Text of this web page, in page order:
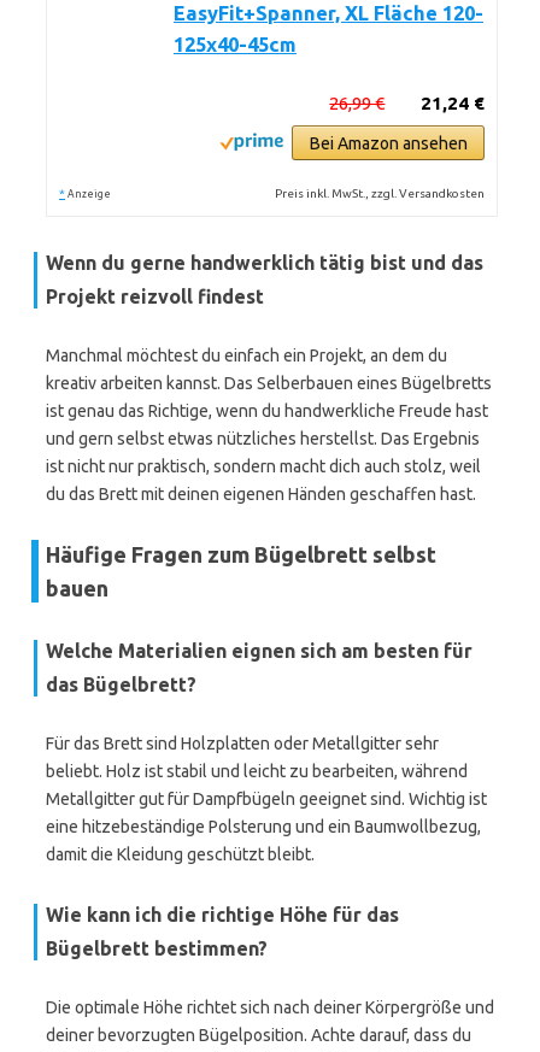
EasyFit+Spanner, XL Fläche 120-
125x40-45cm
21,24 €
26,99 €
Bei Amazon ansehen
* Anzeige Preis inkl. MwSt., zzgl. Versandkosten
Wenn du gerne handwerklich tätig bist und das
Projekt reizvoll findest
Manchmal möchtest du einfach ein Projekt, an dem du
kreativ arbeiten kannst. Das Selberbauen eines Bügelbretts
ist genau das Richtige, wenn du handwerkliche Freude hast
und gern selbst etwas nützliches herstellst. Das Ergebnis
ist nicht nur praktisch, sondern macht dich auch stolz, weil
du das Brett mit deinen eigenen Händen geschaffen hast.
Häufige Fragen zum Bügelbrett selbst
bauen
Welche Materialien eignen sich am besten für
das Bügelbrett?
Für das Brett sind Holzplatten oder Metallgitter sehr
beliebt. Holz ist stabil und leicht zu bearbeiten, während
Metallgitter gut für Dampfbügeln geeignet sind. Wichtig ist
eine hitzebeständige Polsterung und ein Baumwollbezug,
damit die Kleidung geschützt bleibt.
Wie kann ich die richtige Höhe für das
Bügelbrett bestimmen?
Die optimale Höhe richtet sich nach deiner Körpergröße und
deiner bevorzugten Bügelposition. Achte darauf, dass du